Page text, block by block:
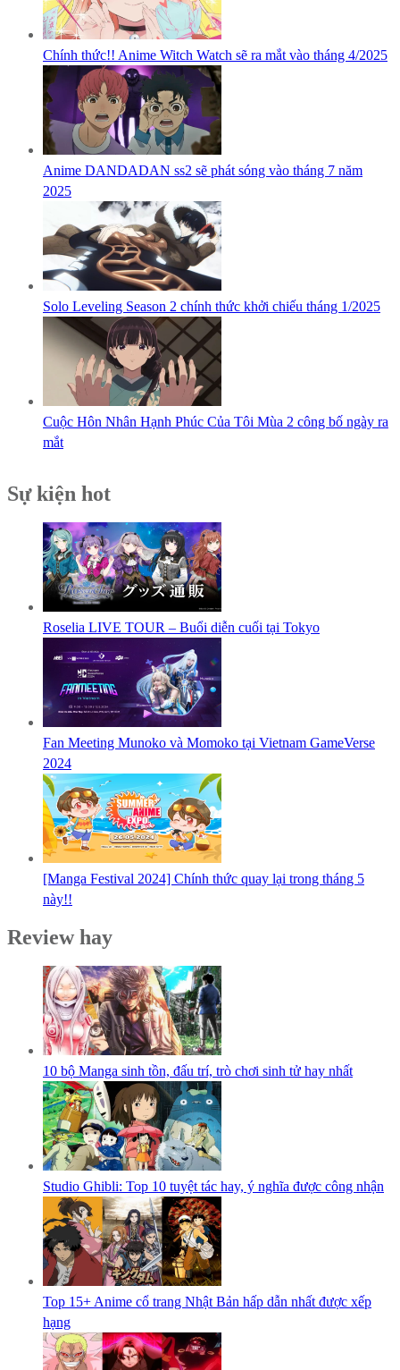
Chính thức!! Anime Witch Watch sẽ ra mắt vào tháng 4/2025
Anime DANDADAN ss2 sẽ phát sóng vào tháng 7 năm
2025
Solo Leveling Season 2 chính thức khởi chiếu tháng 1/2025
Cuộc Hôn Nhân Hạnh Phúc Của Tôi Mùa 2 công bố ngày ra
mắt
Sự kiện hot
Roselia LIVE TOUR – Buổi diễn cuối tại Tokyo
Fan Meeting Munoko và Momoko tại Vietnam GameVerse
2024
[Manga Festival 2024] Chính thức quay lại trong tháng 5
này!!
Review hay
10 bộ Manga sinh tồn, đấu trí, trò chơi sinh tử hay nhất
Studio Ghibli: Top 10 tuyệt tác hay, ý nghĩa được công nhận
Top 15+ Anime cổ trang Nhật Bản hấp dẫn nhất được xếp
hạng